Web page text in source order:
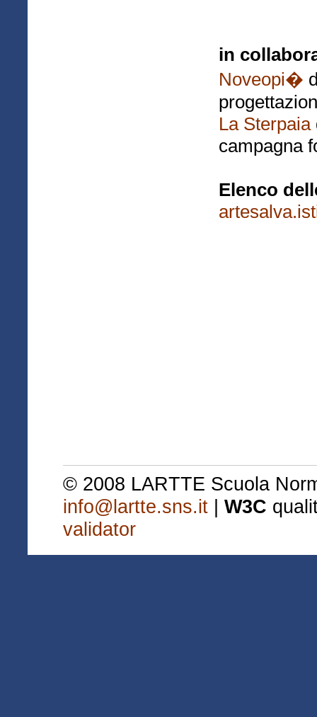
in
Noveopi�
La Sterpaia
campagna
Elenco
© 2008 LARTTE Scuola
info@lartte.sns.it | W3C
validator